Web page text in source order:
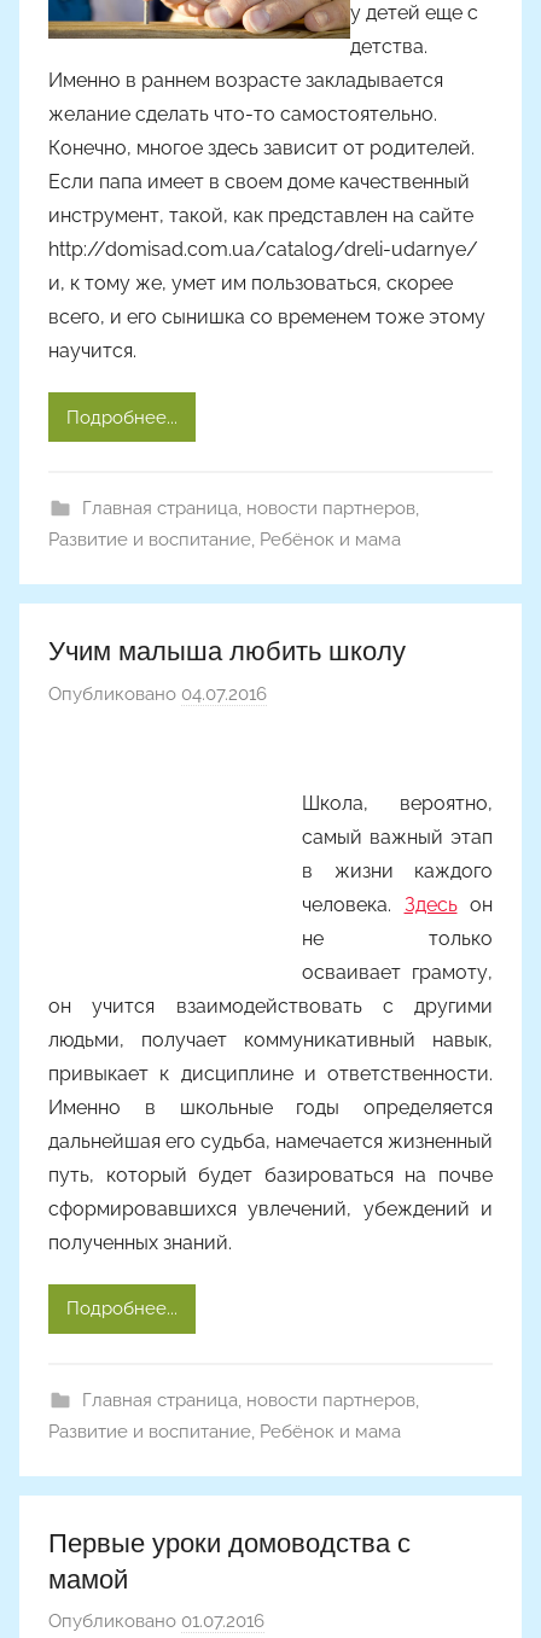
Y
n
i
n
a
у детей еще с
детства.
Именно в раннем возрасте закладывается
желание сделать что-то самостоятельно.
Конечно, многое здесь зависит от родителей.
Если папа имеет в своем доме качественный
инструмент, такой, как представлен на сайте
http://domisad.com.ua/catalog/dreli-udarnye/
и, к тому же, умет им пользоваться, скорее
всего, и его сынишка со временем тоже этому
научится.
Подробнее...
Главная страница, новости партнеров,
Развитие и воспитание, Ребёнок и мама
Учим малыша любить школу
Опубликовано 04.07.2016
i
n
a
Школа, вероятно,
самый важный этап
в жизни каждого
человека. Здесьон
не только
осваивает грамоту,
он учится взаимодействовать с другими
людьми, получает коммуникативный навык,
привыкает к дисциплине и ответственности.
Именно в школьные годы определяется
дальнейшая его судьба, намечается жизненный
путь, который будет базироваться на почве
сформировавшихся увлечений, убеждений и
полученных знаний.
Подробнее...
Главная страница новости партнеров,
Развитие и воспитание Ребёнок и мама
Первые уроки домоводства с
мамой
Опубликовано 01.07.2016